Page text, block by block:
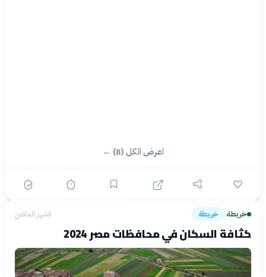
اعرض الكل (8) ←
خريطة› خريطة الشهر الماضي
كثافة السكان في محافظات مصر 2024